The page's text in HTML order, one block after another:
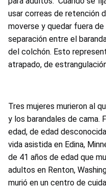
usar correas de retención
moverse y quedar fuera
separación entre el
del colchón. Esto
atrapado, de
Tres mujeres murieron al
y los barandales de cama.
edad, de edad
vida asistida en Edina,
de 41 años de edad que
adultos en Renton,
murió en un centro de